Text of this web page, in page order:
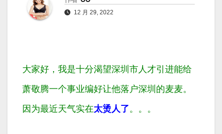
12 月 29, 2022
大家好，我是十分渴望深圳市人才引进能给
萧敬腾一个事业编好让他落户深圳的麦麦。
因为最近天气实在太烫 人了。 。 。